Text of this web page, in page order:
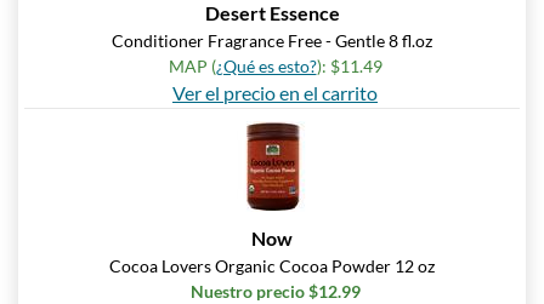
Desert Essence
Conditioner Fragrance Free - Gentle 8 fl.oz
MAP (¿Qué es esto?): $11.49
Ver el precio en el carrito
Now
Cocoa Lovers Organic Cocoa Powder 12 oz
Nuestro precio $12.99